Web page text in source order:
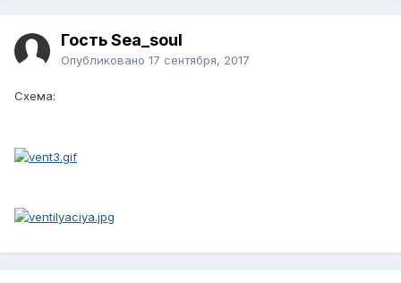
Гость Sea_soul
Опубликовано 17 сентября, 2017
Схема: